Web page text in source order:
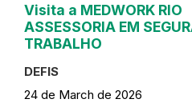
Visita a MEDWORK RIO
ASSESSORIA EM
TRABALHO
DEFIS
24 de March de 2026